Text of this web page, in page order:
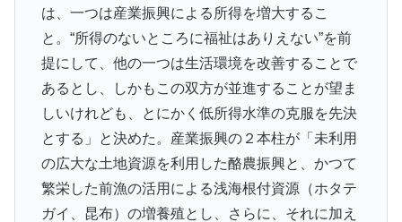
は、一つは産業振興による所得を増大するこ
と。“所得のないところに福祉はありえない”を前
提にして、他の一つは生活環境を改善することで
あるとし、しかもこの双方が並進することが望ま
しいけれども、とにかく低所得水準の克服を先決
とする」と決めた。産業振興の２本柱が「未利用
の広大な土地資源を利用した酪農振興と、かつて
繁栄した前漁の活用による浅海根付資源（ホタテ
ガイ、昆布）の増養殖とし、さらに、それに加え